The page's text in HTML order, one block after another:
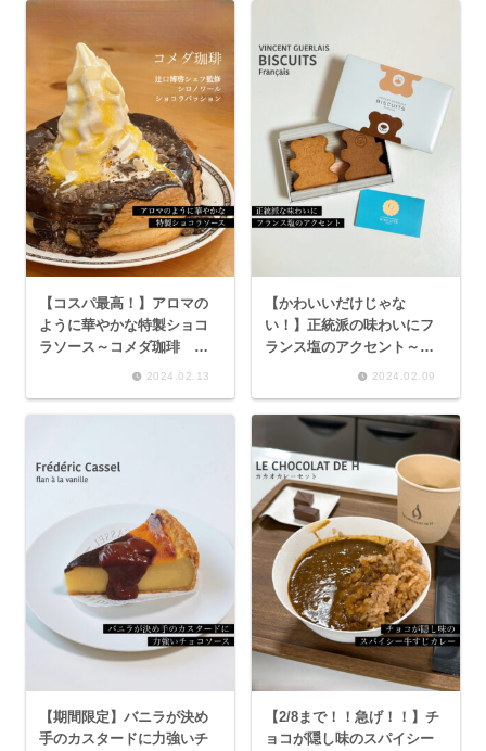
【コスパ最高！】アロマの
ように華やかな特製ショコ
ラソース～コメダ珈琲 辻
ン～
2024.02.13
【かわいいだけじゃな
い！】正統派の味わいにフ
ランス塩のアクセント～
キュイ ウルソン（ショコラ
＆アールグレイ）～
2024.02.09
【期間限定】バニラが決め
手のカスタードに力強いチ
【2/8まで！！急げ！！】チ
ョコが隠し味のスパイシー